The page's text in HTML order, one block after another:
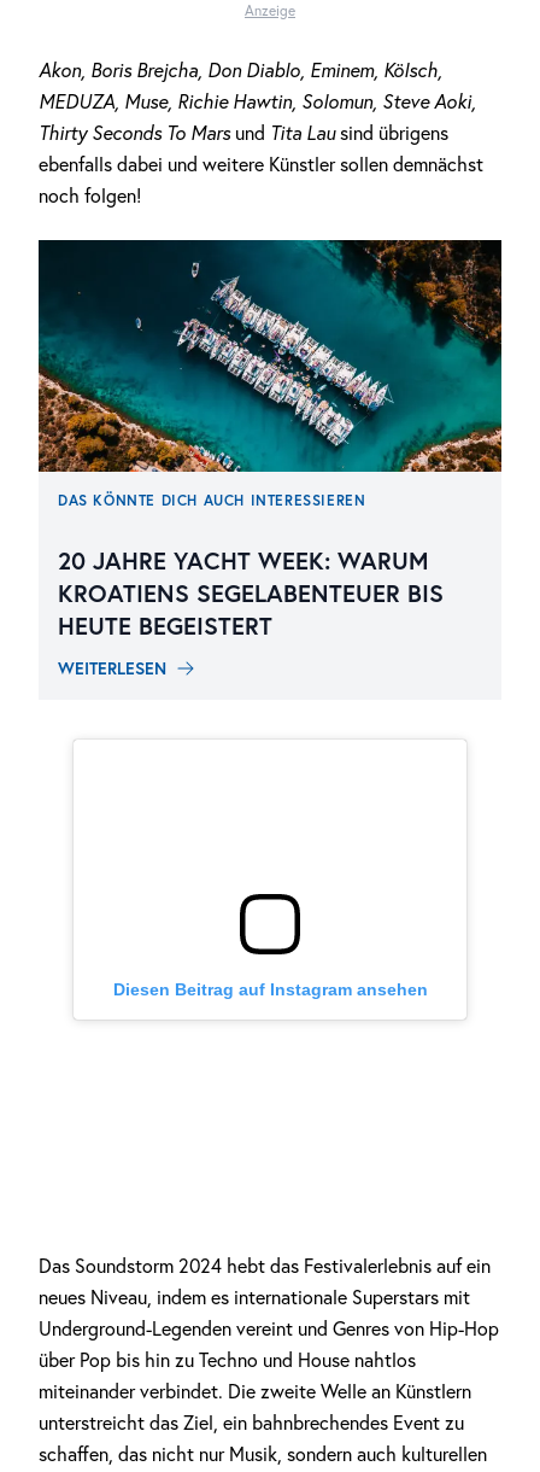
Anzeige
Akon, Boris Brejcha, Don Diablo, Eminem, Kölsch,
MEDUZA, Muse, Richie Hawtin, Solomun, Steve Aoki,
Thirty Seconds To Marsund Tita Lausind übrigens
ebenfalls dabei und weitere Künstler sollen demnächst
noch folgen!
DAS KÖNNTE DICH AUCH INTERESSIEREN
20 JAHRE YACHT WEEK: WARUM
KROATIENS SEGELABENTEUER BIS
HEUTE BEGEISTERT
WEITERLESEN
Diesen Beitrag auf Instagram ansehen
Das Soundstorm 2024 hebt das Festivalerlebnis auf ein
neues Niveau, indem es internationale Superstars mit
Underground-Legenden vereint und Genres von Hip-Hop
über Pop bis hin zu Techno und House nahtlos
miteinander verbindet. Die zweite Welle an Künstlern
unterstreicht das Ziel, ein bahnbrechendes Event zu
schaffen, das nicht nur Musik, sondern auch kulturellen